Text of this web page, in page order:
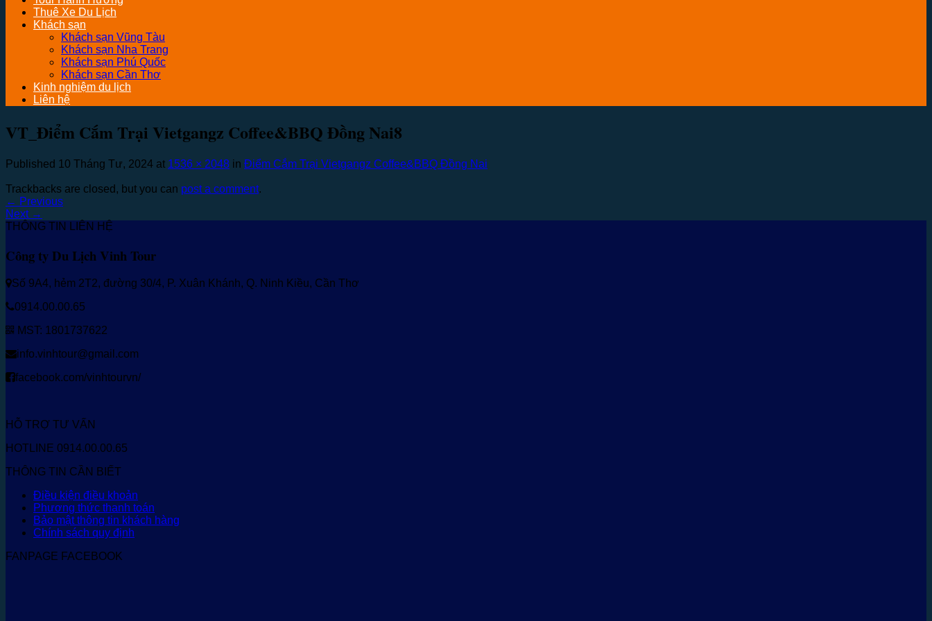
Thuê Xe Du Lịch
Khách sạn
Khách sạn Vũng Tàu
Khách sạn Nha Trang
Khách sạn Phú Quốc
Khách sạn Cần Thơ
Kinh nghiệm du lịch
Liên hệ
VT_Điểm Cắm Trại Vietgangz Coffee&BBQ Đồng Nai8
Published 10 Tháng Tư, 2024 at 1536 × 2048 in Điểm Cắm Trại Vietgangz Coffee&BBQ Đồng Nai
Trackbacks are closed, but you can post a comment.
← Previous
Next →
THÔNG TIN LIÊN HỆ
Công ty Du Lịch Vinh Tour
Số 9A4, hẻm 2T2, đường 30/4, P. Xuân Khánh, Q. Ninh Kiều, Cần Thơ
0914.00.00.65
MST: 1801737622
info.vinhtour@gmail.com
facebook.com/vinhtourvn/
HỖ TRỢ TƯ VẤN
HOTLINE 0914.00.00.65
THÔNG TIN CẦN BIẾT
Điều kiện điều khoản
Phương thức thanh toán
Bảo mật thông tin khách hàng
Chính sách quy định
FANPAGE FACEBOOK